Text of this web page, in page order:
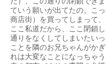
ていう願いが出てたの。こ
商店街）を買ってしまって
ここ私道だから、ここ閉鎖
通りをなくしてしまいたい
ことを隣のお兄ちゃんがか
れは大変なことになっちゃ